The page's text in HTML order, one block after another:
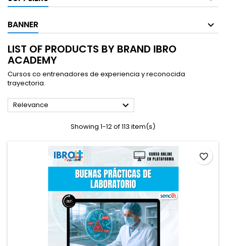
BANNER
LIST OF PRODUCTS BY BRAND IBRO
ACADEMY
Cursos co entrenadores de experiencia y reconocida
trayectoria.
Relevance 
Showing 1-12 of 113 item(s)
favorite_border